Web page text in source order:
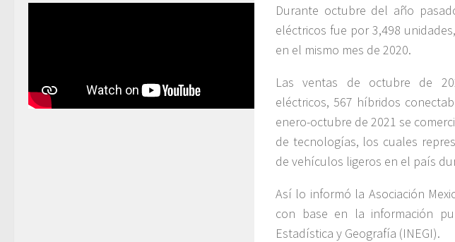
Durante octubre del año
eléctricos fue por 3,498
en el mismo mes de 2020.
Las ventas de octubre de
eléctricos, 567 híbridos
enero-octubre de 2021 se
de tecnologías, los cuales
de vehículos ligeros en el país
Así lo informó la Asociación
con base en la información
Estadística y Geografía (INEGI).